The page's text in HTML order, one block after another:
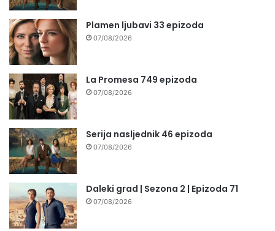
Plamen ljubavi 33 epizoda
07/08/2026
La Promesa 749 epizoda
07/08/2026
Serija nasljednik 46 epizoda
07/08/2026
Daleki grad | Sezona 2 | Epizoda 71
07/08/2026